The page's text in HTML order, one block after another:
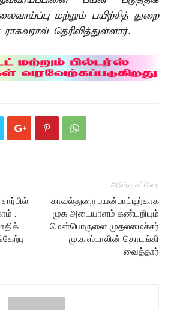
மற்றும் பயிற்சித் துறை
தெரிவித்துள்ளார்.
:
அடுத்த கட்டுரை
காவல்துறை பயன்பாட்டிற்காக
முக அடையாளம் கண்டறியும்
மென்பொருளை முதலமைச்சர்
மு.க.ஸ்டாலின் தொடங்கி
வைத்தார்